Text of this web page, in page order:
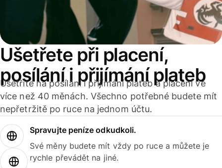
Ušetřete při placení,
posílání i přijímání plateb
Ušetříte na posílání i přijímání plateb a placení ve
více než 40 měnách. Všechno potřebné budete mít
nepřetržitě po ruce na jednom účtu.
Spravujte peníze odkudkoli.
Své měny budete mít vždy po ruce a můžete je
rychle převádět na jiné.